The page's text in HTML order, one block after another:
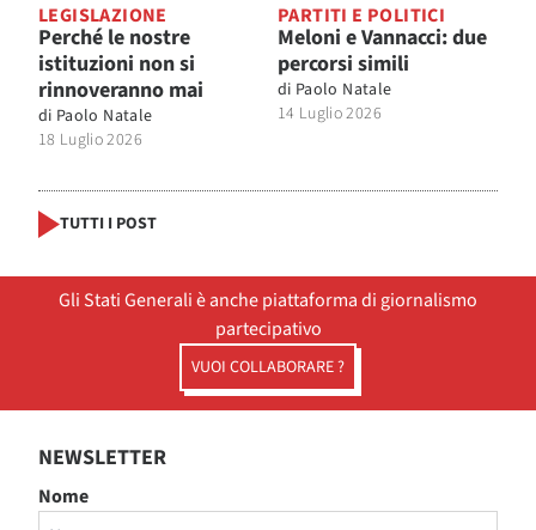
LEGISLAZIONE
Perché le nostre
istituzioni non si
rinnoveranno mai
di Paolo Natale
18 Luglio 2026
PARTITI E POLITICI
Meloni e Vannacci: due
percorsi simili
di Paolo Natale
14 Luglio 2026
TUTTI I POST
Gli Stati Generali è anche piattaforma di giornalismo
partecipativo
VUOI COLLABORARE ?
NEWSLETTER
Nome